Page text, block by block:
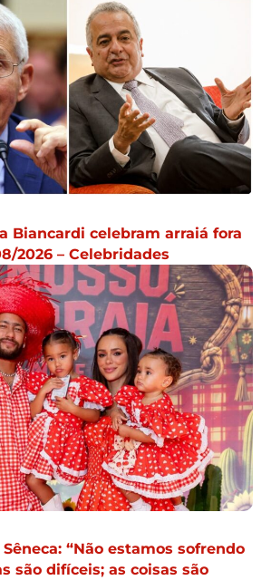
Biancardi celebram arraiá fora
2026 – Celebridades
“Não estamos sofrendo
são difíceis; as coisas são